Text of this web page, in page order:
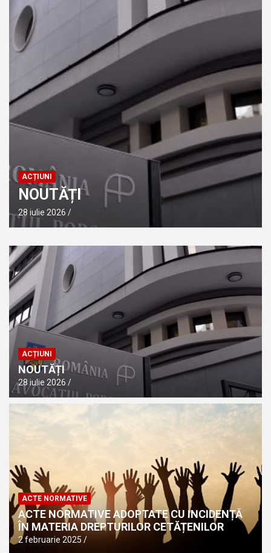
ACȚIUNI
NOUTĂȚI
28 iulie 2026
ACȚIUNI
NOUTĂȚI
28 iulie 2026
ACTE NORMATIVE
ACTE NORMATIVE ADOPTATE CU INCIDENȚĂ
ÎN MATERIA DREPTURILOR CETĂȚENILOR
2 februarie 2025